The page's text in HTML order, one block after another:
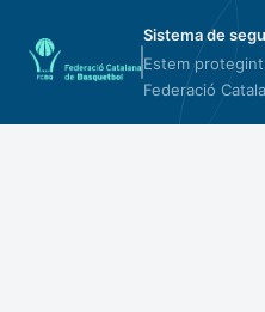
Sistema de
Estem
Federació